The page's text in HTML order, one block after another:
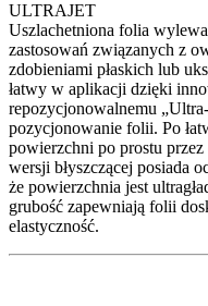
ULTRAJET
Uszlachetniona folia
zastosowań związanych z
zdobieniami płaskich lub
łatwy w aplikacji dzięki
repozycjonowalnemu
pozycjonowanie folii. Po
powierzchni po prostu
wersji błyszczącej posiada
że powierzchnia jest
grubość zapewniają folii
elastyczność.